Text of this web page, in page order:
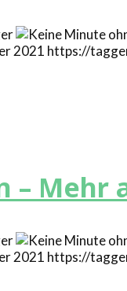
2021 https://
– Mehr
2021 https://